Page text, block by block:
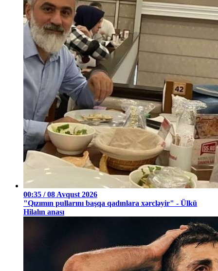
00:35 / 08 Avqust 2026
"Qızımın pullarını başqa qadınlara xərcləyir" - Ülkü
Hilalın anası